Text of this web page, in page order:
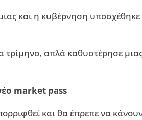
και η κυβέρνηση
τρίμηνο, απλά καθυστέρησε
market pass
και θα έπρεπε να